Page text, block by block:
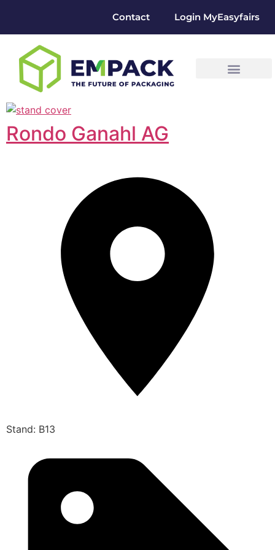
Contact Login MyEasyfairs
Rondo Ganahl AG
Stand: B13